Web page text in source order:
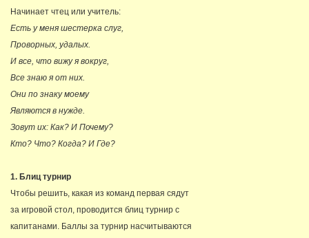
Начинает чтец или учитель:
Есть у меня шестерка слуг,
Проворных, удалых.
И все, что вижу я вокруг,
Все знаю я от них.
Они по знаку моему
Являются в нужде.
Зовут их: Как? И Почему?
Кто? Что? Когда? И Где?
1. Блиц турнир
Чтобы решить, какая из команд первая сядут
за игровой стол, проводится блиц турнир с
капитанами. Баллы за турнир насчитываются